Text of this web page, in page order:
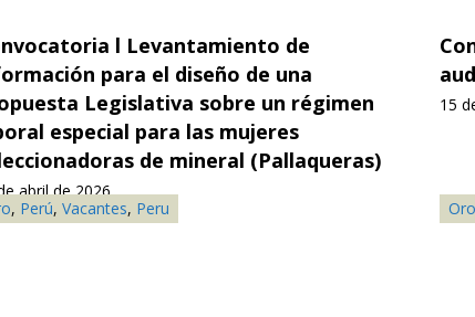
,Vacantes,Peru
l Levantamiento de
para el diseño de una
Legislativa sobre un régimen
especial para las mujeres
de mineral (Pallaqueras)
de 2026
Perú
15 de abril